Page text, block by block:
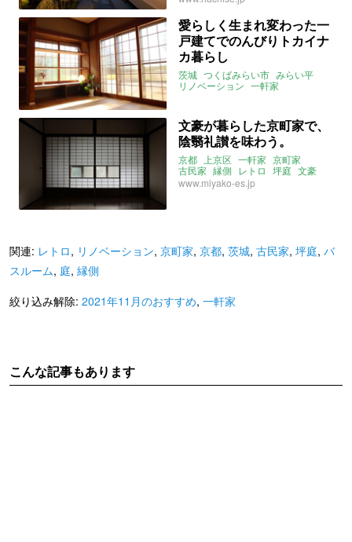
2021年11月のおすすめ
愛らしく生まれ変わった一
戸建てでのんびりトカイナ
カ暮らし
茨城 つくばみらい市 みらい平
リノベーション 一軒家
文豪が暮らした京町家で、
陰翳礼讃を味わう。
京都 上京区 一軒家 京町家
古民家 縁側 レトロ 坪庭 文豪
みやこエステート
2021年11月のおすすめ
www.miyako-es.jp
関連: レトロ, リノベーション, 京町家, 京都, 茨城, 古民家, 坪庭, バ
スルーム, 庭, 縁側
絞り込み解除: 2021年11月のおすすめ, 一軒家
こんな記事もあります